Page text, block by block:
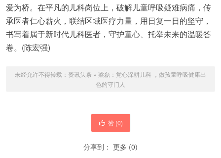
爱为桥。在平凡的儿科岗位上，破解儿童呼吸疑难病痛，传
承医者仁心薪火，联结区域医疗力量，用日复一日的坚守，
书写着属于新时代儿科医者，守护童心、托举未来的温暖答
卷。(陈宏强)
未经允许不得转载： 资讯头条 » 梁磊：党心深耕儿科 ，做孩童呼吸健康出
色的守门人
赞 (0)
分享到： 更多 (0)